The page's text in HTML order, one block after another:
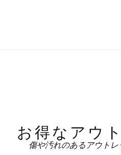
お得なアウ
傷や汚れのあるアウト